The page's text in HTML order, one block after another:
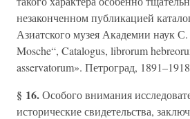
незаконченном публикацией
Азиатского музея Академии наук
Mosche“, Catalogus, librorum
asservatorum». Петроград,
§ 16.Особого внимания
исторические свидетельства,